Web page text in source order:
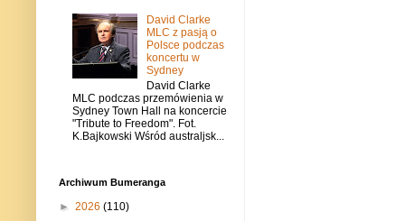
David Clarke
MLC z pasją o
Polsce podczas
koncertu w
Sydney
David Clarke
MLC podczas przemówienia w
Sydney Town Hall na koncercie
"Tribute to Freedom". Fot.
K.Bajkowski Wśród australjsk...
Archiwum Bumeranga
► 2026 (110)